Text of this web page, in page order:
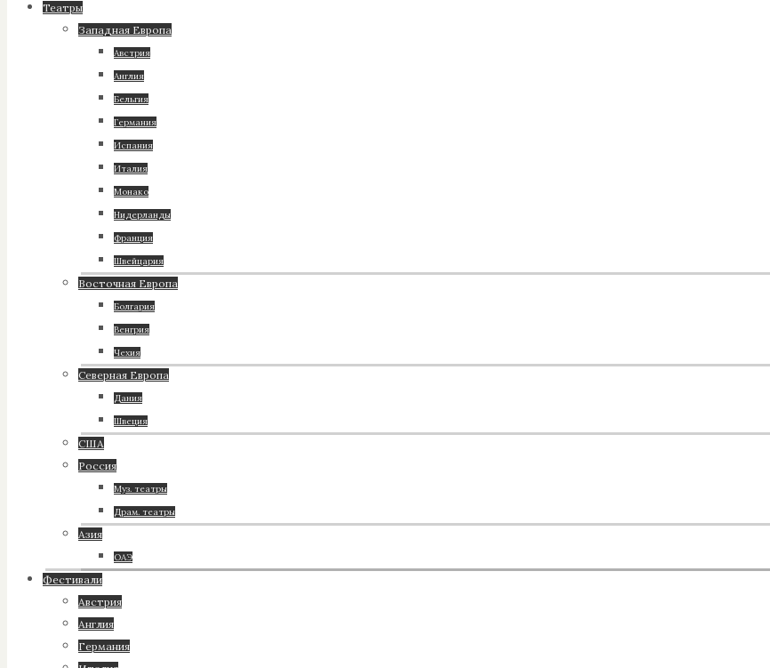
Театры
Западная Европа
Австрия
Англия
Бельгия
Германия
Испания
Италия
Монако
Нидерланды
Франция
Швейцария
Восточная Европа
Болгария
Венгрия
Чехия
Северная Европа
Дания
Швеция
США
Россия
Муз. театры
Драм. театры
Азия
ОАЭ
Фестивали
Австрия
Англия
Германия